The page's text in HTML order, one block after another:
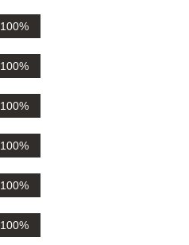
100%
100%
100%
100%
100%
100%